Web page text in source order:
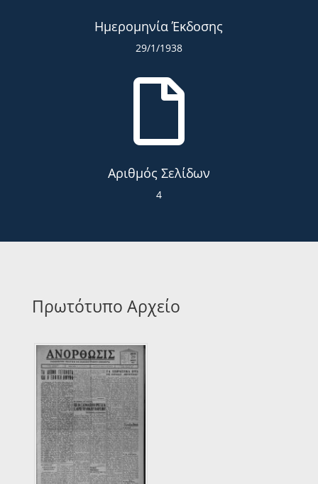
Ημερομηνία Έκδοσης
29/1/1938

Αριθμός Σελίδων
4
Πρωτότυπο Αρχείο